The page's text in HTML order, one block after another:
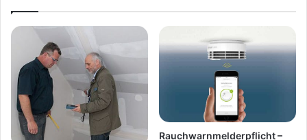
Rauchwarnmelderpflicht –